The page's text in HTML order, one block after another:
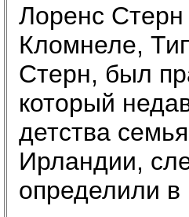
Лоренс Стерн
Кломнеле,
Стерн, был
который
детства
Ирландии,
определили в